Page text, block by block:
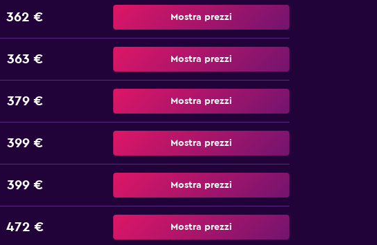
362 € Mostra prezzi
363 € Mostra prezzi
379 € Mostra prezzi
399 € Mostra prezzi
399 € Mostra prezzi
472 € Mostra prezzi